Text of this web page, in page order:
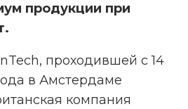
продукции при
проходившей с 14
в Амстердаме
компания